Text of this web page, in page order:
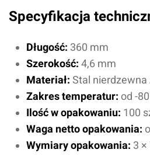
Specyfikacja
Długość: 360 mm
Szerokość: 4,6 mm
Materiał: Stal nierdzewna
Zakres temperatur: od -
Ilość w opakowaniu: 100
Waga netto opakowania:
Wymiary opakowania: 3 ×